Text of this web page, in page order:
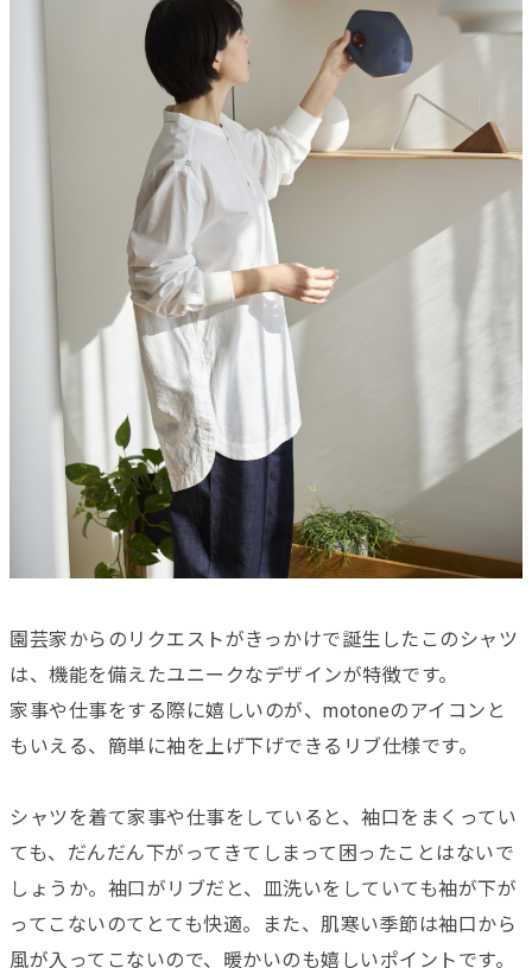
園芸家からのリクエストがきっかけで誕生したこのシャツ
は、機能を備えたユニークなデザインが特徴です。
家事や仕事をする際に嬉しいのが、motoneのアイコンと
もいえる、簡単に袖を上げ下げできるリブ仕様です。
シャツを着て家事や仕事をしていると、袖口をまくってい
ても、だんだん下がってきてしまって困ったことはないで
しょうか。袖口がリブだと、皿洗いをしていても袖が下が
ってこないのてとても快適。また、肌寒い季節は袖口から
風が入ってこないので、暖かいのも嬉しいポイントです。